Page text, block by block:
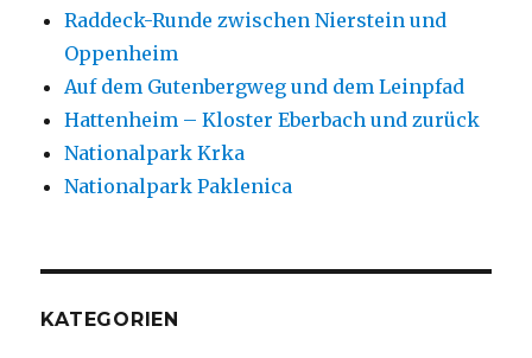
Raddeck-Runde zwischen Nierstein und
Oppenheim
Auf dem Gutenbergweg und dem Leinpfad
Hattenheim – Kloster Eberbach und zurück
Nationalpark Krka
Nationalpark Paklenica
KATEGORIEN